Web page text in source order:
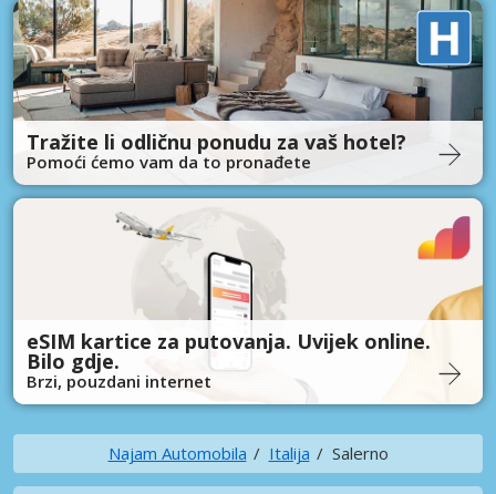
Tražite li odličnu ponudu za vaš hotel?
Pomoći ćemo vam da to pronađete
eSIM kartice za putovanja. Uvijek online.
Bilo gdje.
Brzi, pouzdani internet
Najam Automobila Italija Salerno